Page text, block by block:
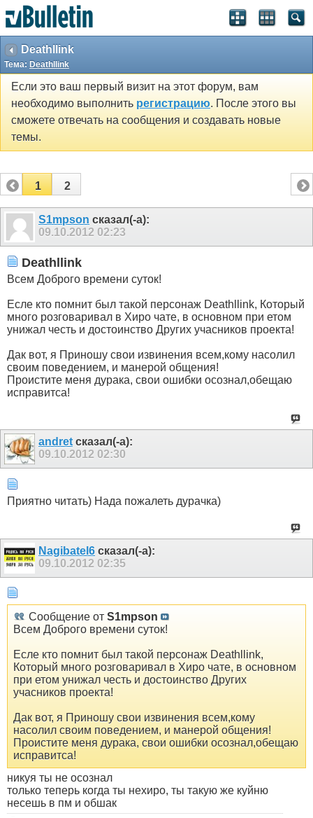
Deathllink
Тема: Deathllink
Если это ваш первый визит на этот форум, вам
необходимо выполнить регистрацию. После этого вы
сможете отвечать на сообщения и создавать новые
темы.
1 2
S1mpson сказал(-а):
09.10.2012 02:23
Deathllink
Всем Доброго времени суток!
Есле кто помнит был такой персонаж Deathllink, Который
много розговаривал в Хиро чате, в основном при етом
унижал честь и достоинство Других учасников проекта!
Дак вот, я Приношу свои извинения всем,кому насолил
своим поведением, и манерой общения!
Проистите меня дурака, свои ошибки осознал,обещаю
исправитса!
andret сказал(-а):
09.10.2012 02:30
Приятно читать) Нада пожалеть дурачка)
Nagibatel6 сказал(-а):
09.10.2012 02:35
Сообщение от S1mpson
Всем Доброго времени суток!
Есле кто помнит был такой персонаж Deathllink,
Который много розговаривал в Хиро чате, в основном
при етом унижал честь и достоинство Других
учасников проекта!
Дак вот, я Приношу свои извинения всем,кому
насолил своим поведением, и манерой общения!
Проистите меня дурака, свои ошибки осознал,обещаю
исправитса!
никуя ты не осознал
только теперь когда ты нехиро, ты такую же куйню
несешь в пм и обшак